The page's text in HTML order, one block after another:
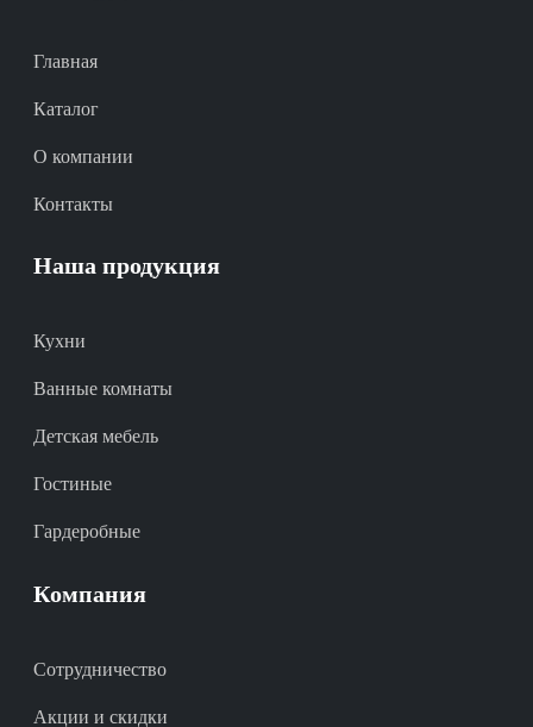
Главная
Каталог
О компании
Контакты
Наша продукция
Кухни
Ванные комнаты
Детская мебель
Гостиные
Гардеробные
Компания
Сотрудничество
Акции и скидки